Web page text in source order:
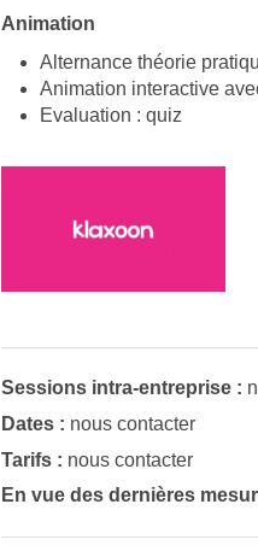
Animation
Alternance théorie
Animation interactive
Evaluation : quiz
Sessions intra-entreprise :
Dates : nous contacter
Tarifs : nous contacter
En vue des dernières